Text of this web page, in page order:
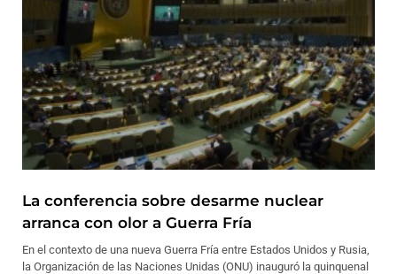
La conferencia sobre desarme nuclear
arranca con olor a Guerra Fría
En el contexto de una nueva Guerra Fría entre Estados Unidos y Rusia,
la Organización de las Naciones Unidas (ONU) inauguró la quinquenal